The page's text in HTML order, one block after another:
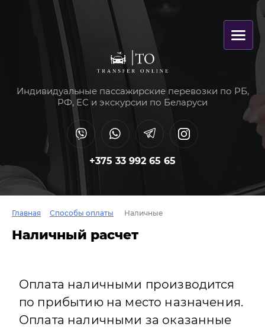
Индивидуальные пассажирские перевозки по РБ,
РФ, ЕС и экскурсии по Беларуси
+375 33 992 65 65
Главная Способы оплаты Наличные
Наличный расчет
Оплата наличными производится
по прибытию на место назначения.
Оплата наличными за оказанные